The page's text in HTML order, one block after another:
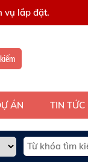
vụ lắp đặt.
ÁN TIN TỨC